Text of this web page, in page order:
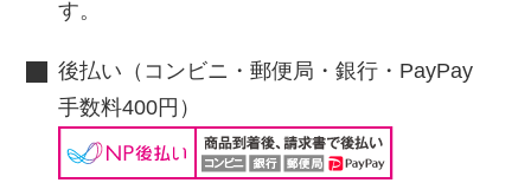
す。
後払い（コンビニ・郵便局・銀行・PayPay
手数料400円）